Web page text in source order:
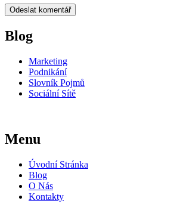
Blog
Marketing
Podnikání
Slovník Pojmů
Sociální Sítě
Menu
Úvodní Stránka
Blog
O Nás
Kontakty